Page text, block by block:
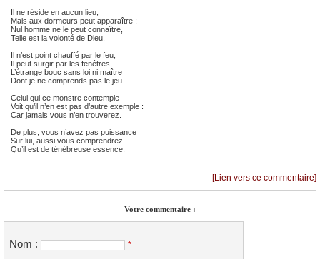
Il ne réside en aucun lieu,
Mais aux dormeurs peut apparaître ;
Nul homme ne le peut connaître,
Telle est la volonté de Dieu.
Il n’est point chauffé par le feu,
Il peut surgir par les fenêtres,
L’étrange bouc sans loi ni maître
Dont je ne comprends pas le jeu.
Celui qui ce monstre contemple
Voit qu’il n’en est pas d’autre exemple :
Car jamais vous n’en trouverez.
De plus, vous n’avez pas puissance
Sur lui, aussi vous comprendrez
Qu’il est de ténébreuse essence.
[Lien vers ce commentaire]
Votre commentaire :
Nom : *